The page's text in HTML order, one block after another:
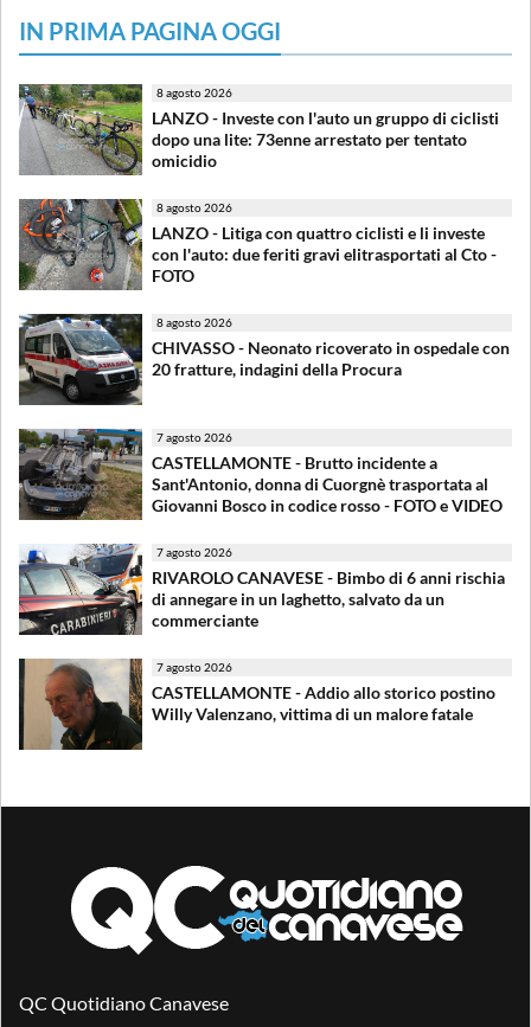
IN PRIMA PAGINA OGGI
8 agosto 2026
LANZO - Investe con l'auto un gruppo di ciclisti
dopo una lite: 73enne arrestato per tentato
omicidio
8 agosto 2026
LANZO - Litiga con quattro ciclisti e li investe
con l'auto: due feriti gravi elitrasportati al Cto -
FOTO
8 agosto 2026
CHIVASSO - Neonato ricoverato in ospedale con
20 fratture, indagini della Procura
7 agosto 2026
CASTELLAMONTE - Brutto incidente a
Sant'Antonio, donna di Cuorgnè trasportata al
Giovanni Bosco in codice rosso - FOTO e VIDEO
7 agosto 2026
RIVAROLO CANAVESE - Bimbo di 6 anni rischia
di annegare in un laghetto, salvato da un
commerciante
7 agosto 2026
CASTELLAMONTE - Addio allo storico postino
Willy Valenzano, vittima di un malore fatale
QC Quotidiano Canavese